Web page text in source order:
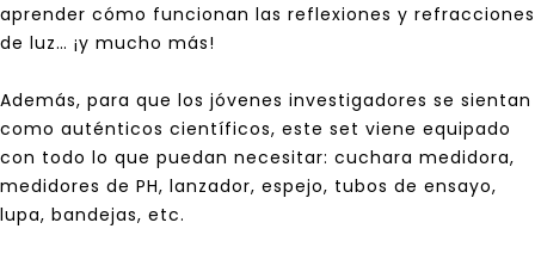
aprender cómo funcionan las reflexiones y refracciones
de luz… ¡y mucho más!
Además, para que los jóvenes investigadores se sientan
como auténticos científicos, este set viene equipado
con todo lo que puedan necesitar: cuchara medidora,
medidores de PH, lanzador, espejo, tubos de ensayo,
lupa, bandejas, etc.